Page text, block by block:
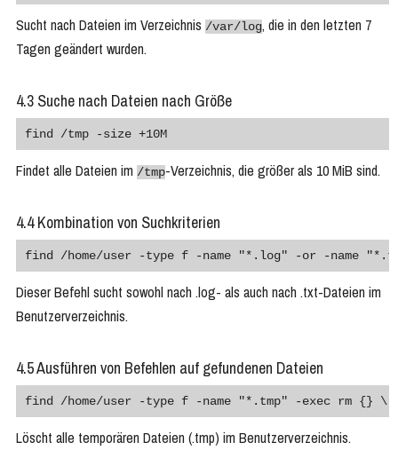
Sucht nach Dateien im Verzeichnis /var/log, die in den letzten 7
Tagen geändert wurden.
4.3 Suche nach Dateien nach Größe
find /tmp -size +10M
Findet alle Dateien im /tmp-Verzeichnis, die größer als 10 MiB sind.
4.4 Kombination von Suchkriterien
find /home/user -type f -name "*.log" -or -name
Dieser Befehl sucht sowohl nach .log- als auch nach .txt-Dateien im
Benutzerverzeichnis.
4.5 Ausführen von Befehlen auf gefundenen Dateien
find /home/user -type f -name "*.tmp" -exec rm {} \;
Löscht alle temporären Dateien (.tmp) im Benutzerverzeichnis.